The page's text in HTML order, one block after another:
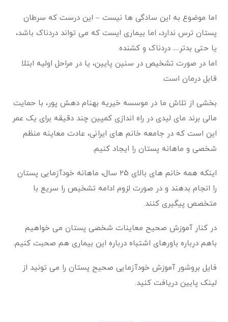
اما موضوع به این سادگی ها نیست – این درست که سرطان
پستان ترس ندارد، اما بیماری ایست که می تواند دردناک باشد،
یا حتی بدتر… دردناک و کشنده.
اما در صورت تشخیص در سنین پایین، یا در مراحل اولیه ابتلا
قابل درمان است.
بخشی از تلاش ما در موسسه خیریه بهنام دهش پور، با حمایت
مالی برند مای لیدی در راه اندازی کمپین چند دقیقه برای یک عمر
این است که در جامعه خانم های ایرانی، عادت معاینه منظم
شخصی و ماهانه پستان را ایجاد کنیم.
اینکه همه خانم های بالای ۲۵ سال، ماهانه خودآزمایی پستان
را انجام بدهند و در صورت لزوم ادامه تشخیص را سریع با
متخصص پیگیری کنند.
در کنار آموزش صحیح معاینات شخصی پستان می خواهیم
باهم درباره باورهای اشتباه درباره این بیماری هم صحبت کنیم.
فایل بروشور آموزش خودآزمایی صحیح پستان را می تونید از
لینک پایین دریافت کنید.